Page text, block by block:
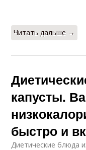
Читать дальше →
капусты.
быстро и
Диетические блюда